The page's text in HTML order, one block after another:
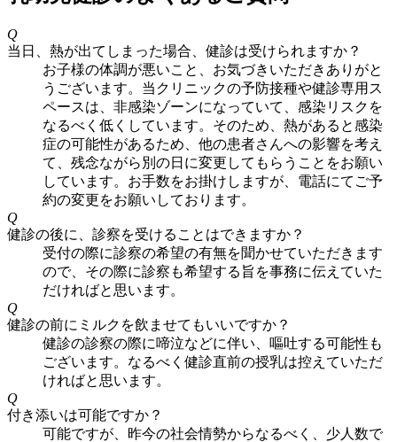
Q
当日、熱が出てしまった場合、健診は受けられますか？
お子様の体調が悪いこと、お気づきいただきありがと
うございます。当クリニックの予防接種や健診専用ス
ペースは、非感染ゾーンになっていて、感染リスクを
なるべく低くしています。そのため、熱があると感染
症の可能性があるため、他の患者さんへの影響を考え
て、残念ながら別の日に変更してもらうことをお願い
しています。お手数をお掛けしますが、電話にてご予
約の変更をお願いしております。
Q
健診の後に、診察を受けることはできますか？
受付の際に診察の希望の有無を聞かせていただきます
ので、その際に診察も希望する旨を事務に伝えていた
だければと思います。
Q
健診の前にミルクを飲ませてもいいですか？
健診の診察の際に啼泣などに伴い、嘔吐する可能性も
ございます。なるべく健診直前の授乳は控えていただ
ければと思います。
Q
付き添いは可能ですか？
可能ですが、昨今の社会情勢からなるべく、少人数で